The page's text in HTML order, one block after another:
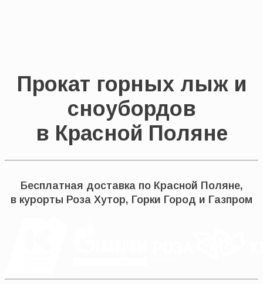
Прокат горных лыж и
сноубордов
в Красной Поляне
Бесплатная доставка по Красной Поляне,
в курорты Роза Хутор, Горки Город и Газпром